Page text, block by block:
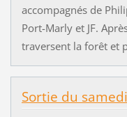
accompagnés de
Port-Marly et JF.
traversent la forêt et
Sortie du